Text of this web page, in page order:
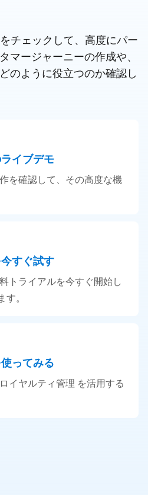
チェックして、高度にパー
マージャーニーの作成や、
のように役立つのか確認し
イブデモ
を確認して、その高度な機
すぐ試す
トライアルを今すぐ開始し
。
ってみる
イヤルティ管理 を活用する